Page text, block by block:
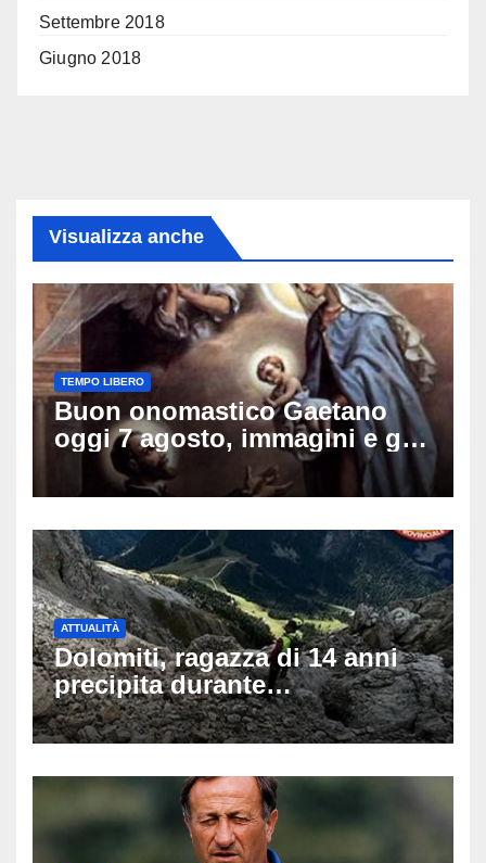
Settembre 2018
Giugno 2018
Visualizza anche
TEMPO LIBERO
Buon onomastico Gaetano
oggi 7 agosto, immagini e gif
di auguri da condividere sui
social
ATTUALITÀ
Dolomiti, ragazza di 14 anni
precipita durante
un’escursione: tragedia sul
Latemar davanti alla famiglia